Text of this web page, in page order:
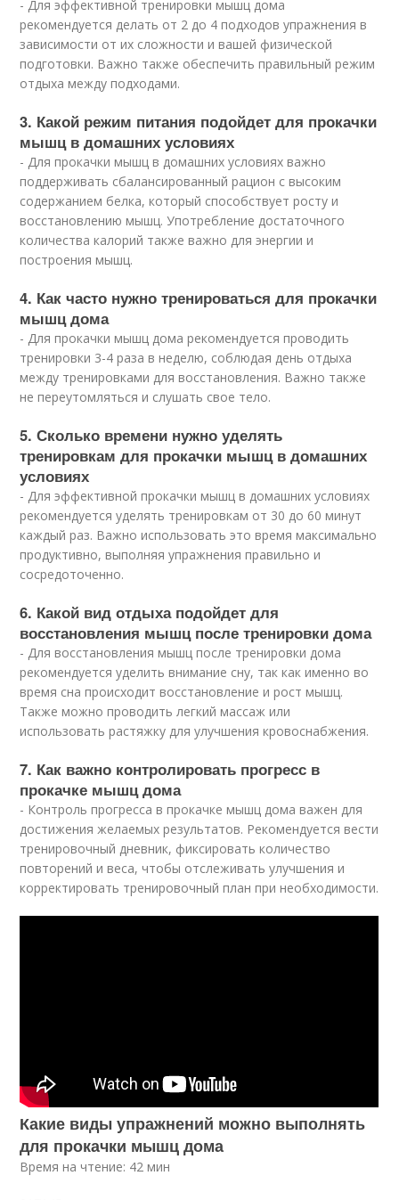
- Для эффективной тренировки мышц дома
рекомендуется делать от 2 до 4 подходов упражнения в
зависимости от их сложности и вашей физической
подготовки. Важно также обеспечить правильный режим
отдыха между подходами.
3. Какой режим питания подойдет для прокачки
мышц в домашних условиях
- Для прокачки мышц в домашних условиях важно
поддерживать сбалансированный рацион с высоким
содержанием белка, который способствует росту и
восстановлению мышц. Употребление достаточного
количества калорий также важно для энергии и
построения мышц.
4. Как часто нужно тренироваться для прокачки
мышц дома
- Для прокачки мышц дома рекомендуется проводить
тренировки 3-4 раза в неделю, соблюдая день отдыха
между тренировками для восстановления. Важно также
не переутомляться и слушать свое тело.
5. Сколько времени нужно уделять
тренировкам для прокачки мышц в домашних
условиях
- Для эффективной прокачки мышц в домашних условиях
рекомендуется уделять тренировкам от 30 до 60 минут
каждый раз. Важно использовать это время максимально
продуктивно, выполняя упражнения правильно и
сосредоточенно.
6. Какой вид отдыха подойдет для
восстановления мышц после тренировки дома
- Для восстановления мышц после тренировки дома
рекомендуется уделить внимание сну, так как именно во
время сна происходит восстановление и рост мышц.
Также можно проводить легкий массаж или
использовать растяжку для улучшения кровоснабжения.
7. Как важно контролировать прогресс в
прокачке мышц дома
- Контроль прогресса в прокачке мышц дома важен для
достижения желаемых результатов. Рекомендуется вести
тренировочный дневник, фиксировать количество
повторений и веса, чтобы отслеживать улучшения и
корректировать тренировочный план при необходимости.
Какие виды упражнений можно выполнять
для прокачки мышц дома
Время на чтение: 42 мин